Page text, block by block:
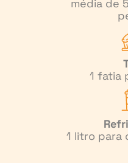
média de
1 fatia
1 litro para